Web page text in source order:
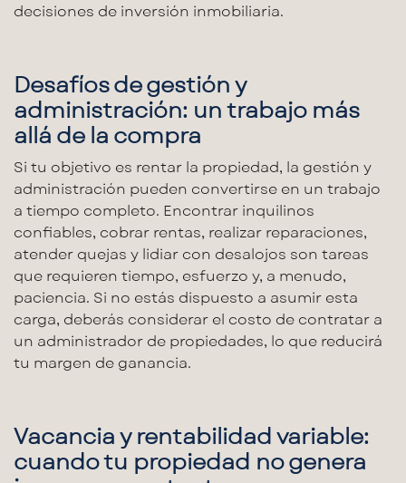
decisiones de inversión inmobiliaria.
Desafíos de gestión y
administración: un trabajo más
allá de la compra
Si tu objetivo es rentar la propiedad, la gestión y
administración pueden convertirse en un trabajo
a tiempo completo. Encontrar inquilinos
confiables, cobrar rentas, realizar reparaciones,
atender quejas y lidiar con desalojos son tareas
que requieren tiempo, esfuerzo y, a menudo,
paciencia. Si no estás dispuesto a asumir esta
carga, deberás considerar el costo de contratar a
un administrador de propiedades, lo que reducirá
tu margen de ganancia.
Vacancia y rentabilidad variable:
cuando tu propiedad no genera